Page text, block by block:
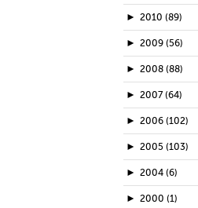
► 2010 (89)
► 2009 (56)
► 2008 (88)
► 2007 (64)
► 2006 (102)
► 2005 (103)
► 2004 (6)
► 2000 (1)